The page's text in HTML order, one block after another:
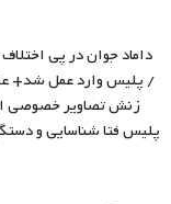
داماد جوان در پی
/ پلیس وارد عمل شد+
زنش تصاویر خصوصی او
پلیس فتا شناسایی و